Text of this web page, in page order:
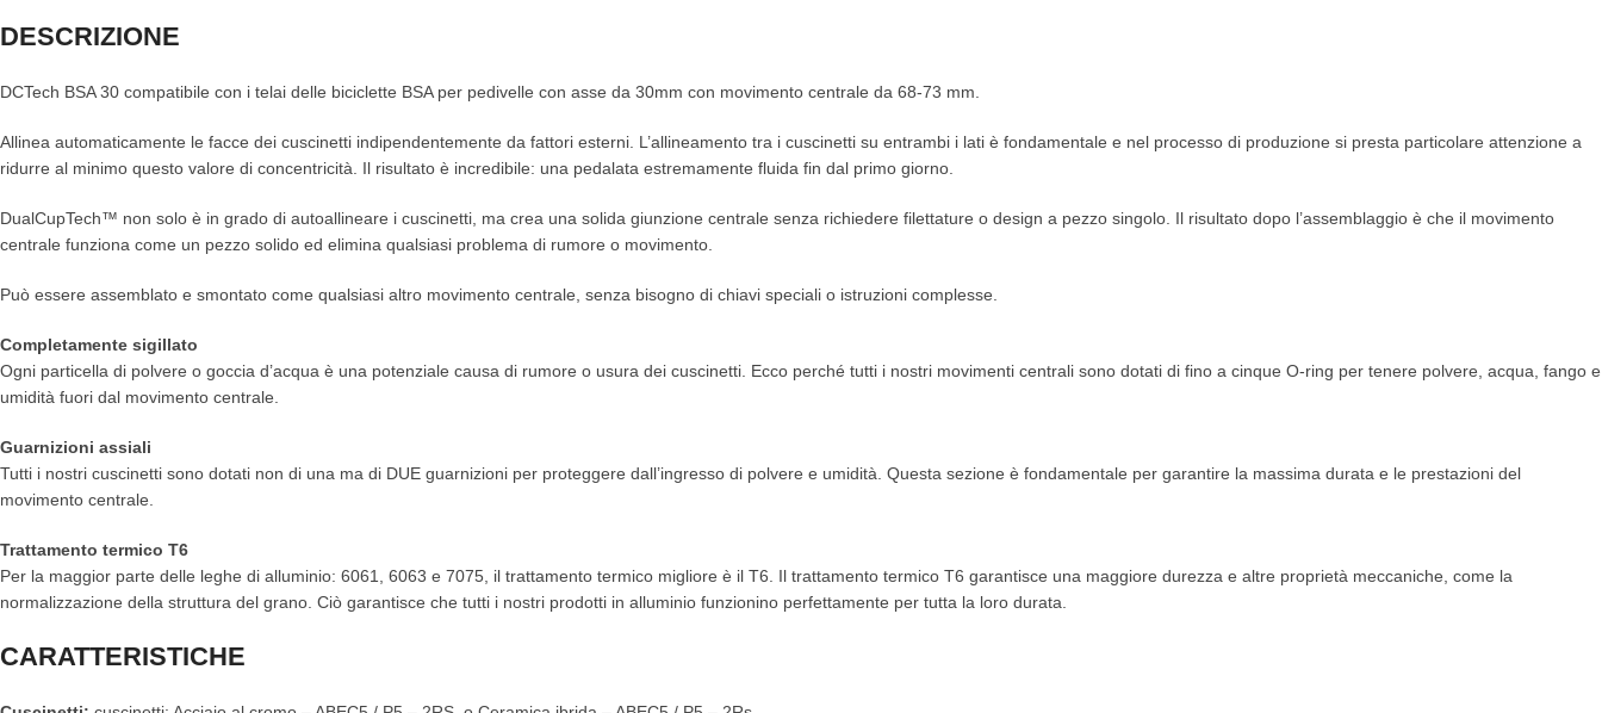
DESCRIZIONE
DCTech BSA 30 compatibile con i telai delle biciclette BSA per pedivelle con asse da 30mm con movimento centrale da 68-73 mm.
Allinea automaticamente le facce dei cuscinetti indipendentemente da fattori esterni. L’allineamento tra i cuscinetti su entrambi i lati è fondamentale e nel processo di produzione si presta particolare attenzione a
ridurre al minimo questo valore di concentricità. Il risultato è incredibile: una pedalata estremamente fluida fin dal primo giorno.
DualCupTech™ non solo è in grado di autoallineare i cuscinetti, ma crea una solida giunzione centrale senza richiedere filettature o design a pezzo singolo. Il risultato dopo l’assemblaggio è che il movimento
centrale funziona come un pezzo solido ed elimina qualsiasi problema di rumore o movimento.
Può essere assemblato e smontato come qualsiasi altro movimento centrale, senza bisogno di chiavi speciali o istruzioni complesse.
Completamente sigillato
Ogni particella di polvere o goccia d’acqua è una potenziale causa di rumore o usura dei cuscinetti. Ecco perché tutti i nostri movimenti centrali sono dotati di fino a cinque O-ring per tenere polvere, acqua, fango e
umidità fuori dal movimento centrale.
Guarnizioni assiali
Tutti i nostri cuscinetti sono dotati non di una ma di DUE guarnizioni per proteggere dall’ingresso di polvere e umidità. Questa sezione è fondamentale per garantire la massima durata e le prestazioni del
movimento centrale.
Trattamento termico T6
Per la maggior parte delle leghe di alluminio: 6061, 6063 e 7075, il trattamento termico migliore è il T6. Il trattamento termico T6 garantisce una maggiore durezza e altre proprietà meccaniche, come la
normalizzazione della struttura del grano. Ciò garantisce che tutti i nostri prodotti in alluminio funzionino perfettamente per tutta la loro durata.
CARATTERISTICHE